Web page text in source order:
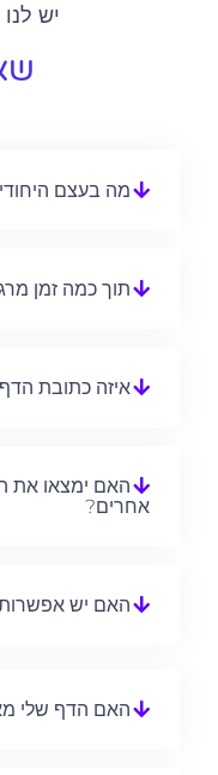
יש
מה בעצם
תוך כמה זמן
איזה כתובת
האם ימצאו את
אחרים?
האם יש
האם הדף שלי